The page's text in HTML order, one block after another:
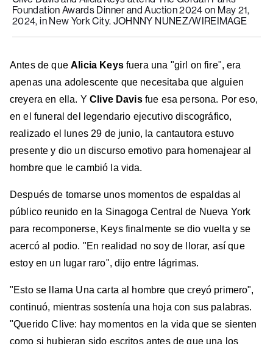
Foundation Awards Dinner and Auction 2024 on May 21,
2024, in New York City. JOHNNY NUNEZ/WIREIMAGE
Antes de queAlicia Keysfuera una "girl on fire", era
apenas una adolescente que necesitaba que alguien
creyera en ella. YClive Davisfue esa persona. Por eso,
en el funeral del legendario ejecutivo discográfico,
realizado el lunes 29 de junio, la cantautora estuvo
presente y dio un discurso emotivo para homenajear al
hombre que le cambió la vida.
Después de tomarse unos momentos de espaldas al
público reunido en la Sinagoga Central de Nueva York
para recomponerse, Keys finalmente se dio vuelta y se
acercó al podio. "En realidad no soy de llorar, así que
estoy en un lugar raro", dijo entre lágrimas.
"Esto se llama Una carta al hombre que creyó primero",
continuó, mientras sostenía una hoja con sus palabras.
"Querido Clive: hay momentos en la vida que se sienten
como si hubieran sido escritos antes de que una los